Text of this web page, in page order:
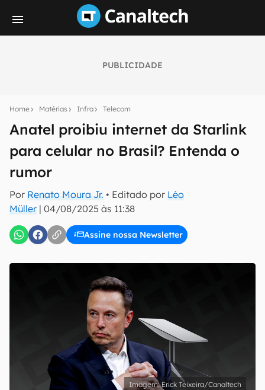
PUBLICIDADE
Home Matérias Infra Telecom
Anatel proibiu internet da Starlink
para celular no Brasil? Entenda o
rumor
Por Renato Moura Jr. • Editado por Léo
Müller | 04/08/2025 às 11:38
Assine nossa Newsletter
notícias e reviews sobre tecnologia em primeira
mão.
E-mail
inscreva-se
Confirmo que li, aceito e concordo com os Termos de
Uso e Política de Privacidade do Canaltech.
Erick Teixeira/Canaltech